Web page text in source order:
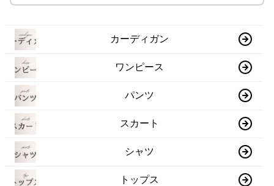
カーディガン
ワンピース
パンツ
スカート
シャツ
トップス